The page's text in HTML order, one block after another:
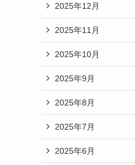
2025年12月
2025年11月
2025年10月
2025年9月
2025年8月
2025年7月
2025年6月